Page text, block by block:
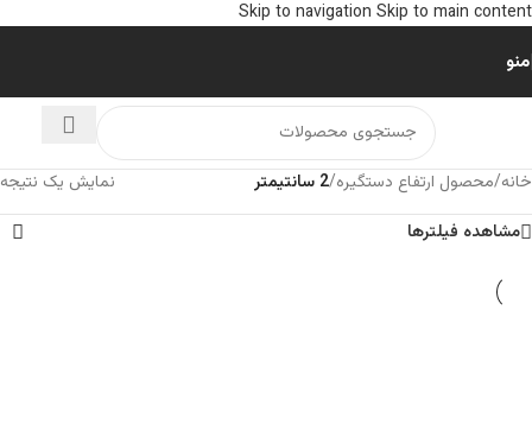
Skip to navigation Skip to main content
منو
خانه/محصول ارتفاع دستگیره/2 سانتیمتر
نمایش یک نتیجه
مشاهده فیلترها